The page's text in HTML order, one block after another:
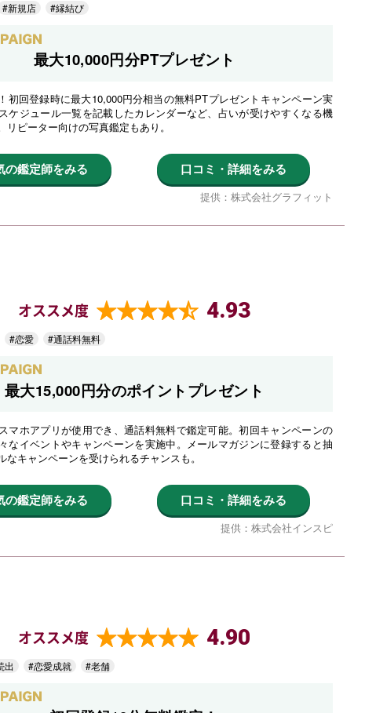
#新規店 #縁結び
最大10,000円分PTプレゼント
初回登録時に最大10,000円分相当の無料PTプレゼントキャンペーン実
ケジュール一覧を記載したカレンダーなど、占いが受けやすくなる機
リピーター向けの写真鑑定もあり。
の鑑定師をみる 口コミ・詳細をみる
提供：株式会社グラフィット
オススメ度 4.93
#恋愛 #通話料無料
最大15,000円分のポイントプレゼント
マホアプリが使用でき、通話料無料で鑑定可能。初回キャンペーンの
なイベントやキャンペーンを実施中。メールマガジンに登録すると抽
なキャンペーンを受けられるチャンスも。
の鑑定師をみる 口コミ・詳細をみる
提供：株式会社インスピ
オススメ度 4.90
出 #恋愛成就 #老舗